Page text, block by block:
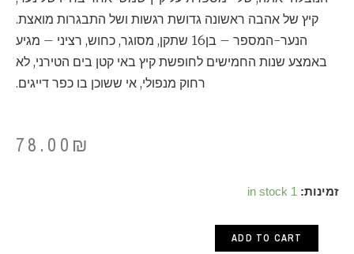
קיץ של אהבה ראשונה גדושת רגשות ושל התבגרות מואצת.
הנער-המספר – בן16 שתקן, מסוגר, כחוש, רציני – מגיע
באמצע שנות החמישים לחופשת קיץ באי קטן בים הטירני, לא
רחוק מנפולי, אי ששוכן בו כפר דייגים.
78.00 ₪
זמינות: 1 in stock אתה,
ADD TO CART